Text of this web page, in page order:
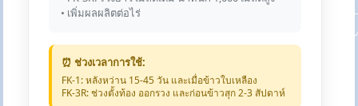
• เพิ่มผลผลิตต่อไร่
⏰ ช่วงเวลาการใช้:
FK-1: หลังหว่าน 15-45 วัน และเมื่อข้าวใบเหลือง
FK-3R: ช่วงตั้งท้อง ออกรวง และก่อนข้าวสุก 2-3 สัปดาห์